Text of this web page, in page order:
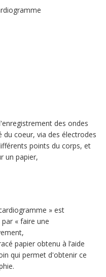
des ondes
coeur, via des électrodes
points du corps, et
un papier,
» est
« faire une
papier obtenu à l’aide
qui permet d'obtenir ce